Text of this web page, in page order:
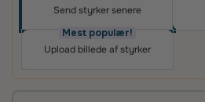
Send styrker senere
Mest populær!
Upload billede af styrker
Oplev skræddersyede
priser, du vil elske
Det vigtigste for os er, at du er
Derfor får du altid100 dages